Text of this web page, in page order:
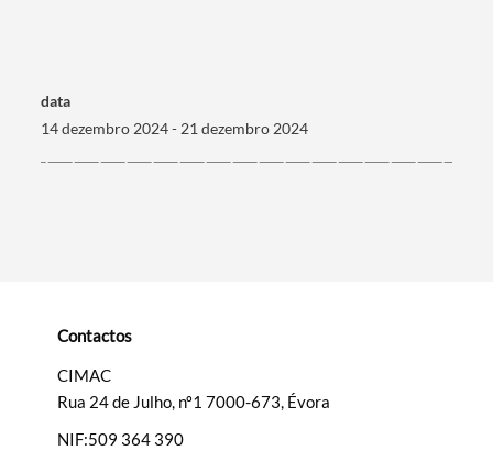
data
14 dezembro 2024 - 21 dezembro 2024
Contactos
CIMAC
Rua 24 de Julho, nº1 7000-673, Évora
NIF:509 364 390